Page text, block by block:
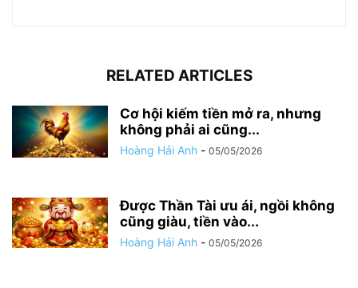
RELATED ARTICLES
Cơ hội kiếm tiền mở ra, nhưng
không phải ai cũng...
Hoàng Hải Anh - 05/05/2026
Được Thần Tài ưu ái, ngồi không
cũng giàu, tiền vào...
Hoàng Hải Anh - 05/05/2026